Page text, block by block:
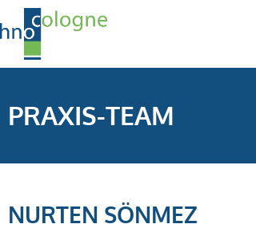
PRAXIS-TEAM
NURTEN SÖNMEZ